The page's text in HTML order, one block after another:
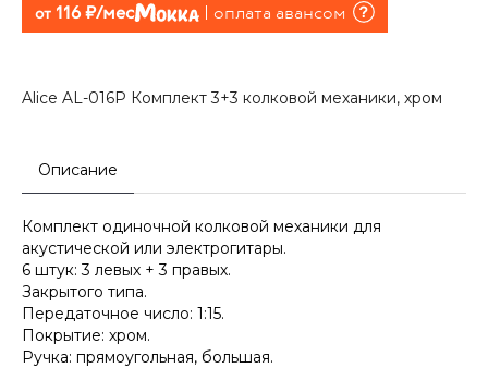
от 116 руб./мес оплата авансом
Alice AL-016P Комплект 3+3 колковой механики, хром
Описание
Комплект одиночной колковой механики для
акустической или электрогитары.
6 штук: 3 левых + 3 правых.
Закрытого типа.
Передаточное число: 1:15.
Покрытие: хром.
Ручка: прямоугольная, большая.